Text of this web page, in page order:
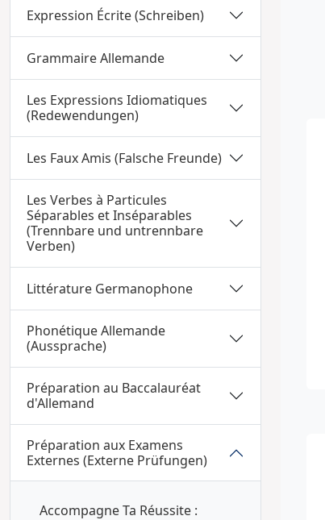
Expression Écrite (Schreiben)
Grammaire Allemande
Les Expressions Idiomatiques
(Redewendungen)
Les Faux Amis (Falsche Freunde)
Les Verbes à Particules
Séparables et Inséparables
(Trennbare und untrennbare
Verben)
Littérature Germanophone
Phonétique Allemande
(Aussprache)
Préparation au Baccalauréat
d'Allemand
Préparation aux Examens
Externes (Externe Prüfungen)
Accompagne Ta Réussite :